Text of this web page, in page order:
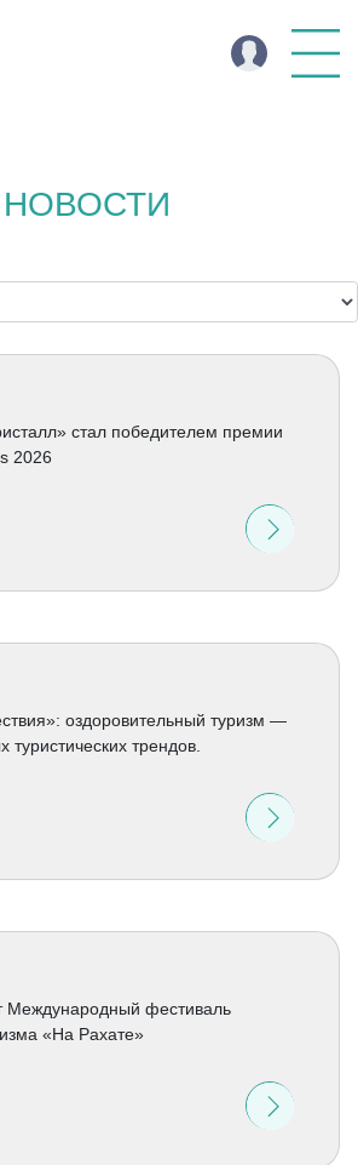
НОВОСТИ
стал победителем премии
2026
оздоровительный туризм —
туристических трендов.
Международный фестиваль
«На Рахате»